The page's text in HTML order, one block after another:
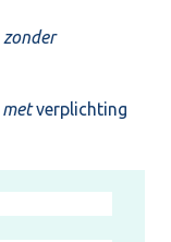
zonder
metverplichting